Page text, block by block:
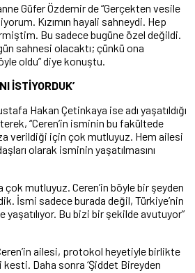
Güfer Özdemir de “Gerçekten vesile
Kızımın hayali sahneydi. Hep
Bu sadece bugüne özel değildi.
sahnesi olacaktı; çünkü ona
oldu” diye konuştu.
İSTİYORDUK’
Hakan Çetinkaya ise adı yaşatıldığı
“Ceren’in isminin bu fakültede
verildiği için çok mutluyuz. Hem ailesi
olarak isminin yaşatılmasını
çok mutluyuz. Ceren’in böyle bir şeyden
İsmi sadece burada değil, Türkiye’nin
yaşatılıyor. Bu bizi bir şekilde avutuyor”
ailesi, protokol heyetiyle birlikte
kesti. Daha sonra ‘Şiddet Bireyden